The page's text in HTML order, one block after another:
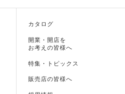
カタログ
開業・開店を
お考えの皆様へ
特集・トピックス
販売店の皆様へ